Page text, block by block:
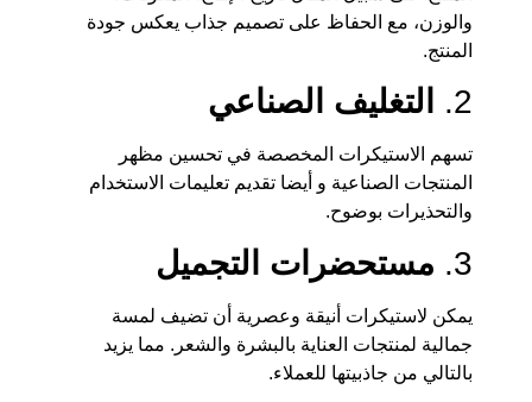
والوزن، مع الحفاظ على تصميم جذاب يعكس جودة
المنتج.
2. التغليف الصناعي
تسهم الاستيكرات المخصصة في تحسين مظهر
المنتجات الصناعية و أيضا تقديم تعليمات الاستخدام
والتحذيرات بوضوح.
3. مستحضرات التجميل
يمكن لاستيكرات أنيقة وعصرية أن تضيف لمسة
جمالية لمنتجات العناية بالبشرة والشعر. مما يزيد
بالتالي من جاذبيتها للعملاء.